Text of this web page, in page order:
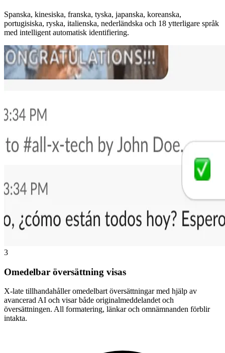
Spanska, kinesiska, franska, tyska, japanska, koreanska,
portugisiska, ryska, italienska, nederländska och 18 ytterligare språk
med intelligent automatisk identifiering.
3
Omedelbar översättning visas
X-late tillhandahåller omedelbart översättningar med hjälp av
avancerad AI och visar både originalmeddelandet och
översättningen. All formatering, länkar och omnämnanden förblir
intakta.